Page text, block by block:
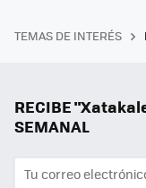
TEMAS DE INTERÉS
RECIBE
SEMANAL